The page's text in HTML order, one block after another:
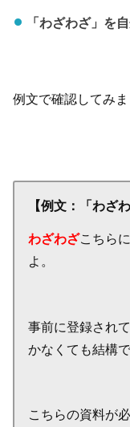
「わざわざ」を
例文で確認してみま
【例文：「わざ
わざわざこちら
よ。
事前に登録され
かなくても結構で
こちらの資料が